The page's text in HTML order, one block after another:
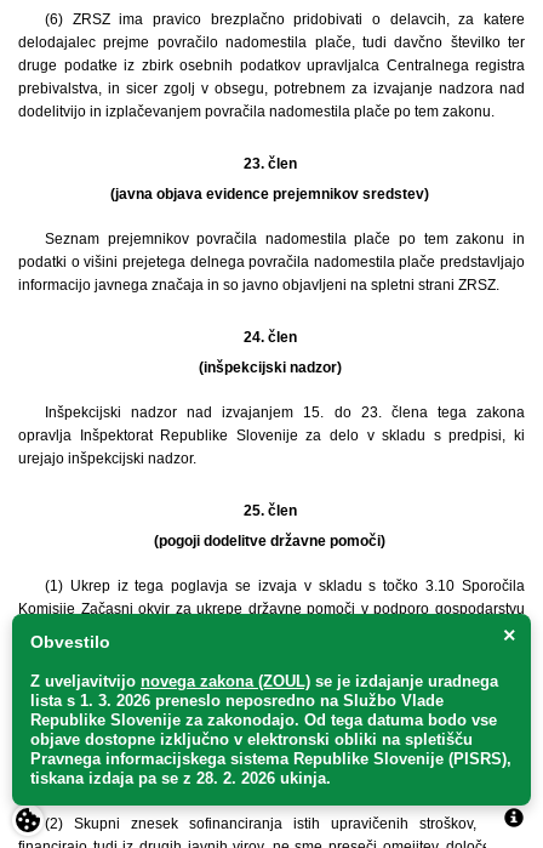
(6) ZRSZ ima pravico brezplačno pridobivati o delavcih, za katere
delodajalec prejme povračilo nadomestila plače, tudi davčno številko ter
druge podatke iz zbirk osebnih podatkov upravljalca Centralnega registra
prebivalstva, in sicer zgolj v obsegu, potrebnem za izvajanje nadzora nad
dodelitvijo in izplačevanjem povračila nadomestila plače po tem zakonu.
23. člen
(javna objava evidence prejemnikov sredstev)
Seznam prejemnikov povračila nadomestila plače po tem zakonu in
podatki o višini prejetega delnega povračila nadomestila plače predstavljajo
informacijo javnega značaja in so javno objavljeni na spletni strani ZRSZ.
24. člen
(inšpekcijski nadzor)
Inšpekcijski nadzor nad izvajanjem 15. do 23. člena tega zakona
opravlja Inšpektorat Republike Slovenije za delo v skladu s predpisi, ki
urejajo inšpekcijski nadzor.
25. člen
(pogoji dodelitve državne pomoči)
(1) Ukrep iz tega poglavja se izvaja v skladu s točko 3.10 Sporočila
Komisije Začasni okvir za ukrepe državne pomoči v podporo gospodarstvu
ob izbruhu COVID-19 (UL C št. 91 I z dne 20. 3. 2020, str. 1), zadnjič
ukrepe državne pomoči v podporo gospodarstvu ob izbruhu COVID-19 in
sprememba Priloge k Sporočilu Komisije državam članicam o uporabi členov
107 in 108 Pogodbe o delovanju Evropske unije za kratkoročno zavarovanje
izvoznih kreditov (UL C št. 34 z dne 1. 2. 2021, str. 6) (v nadaljnjem besedilu:
Začasni okvir) in se lahko začne izvajati po njegovi odobritvi s strani
(2) Skupni znesek sofinanciranja istih upravičenih stroškov, ki se
×
Obvestilo
Z uveljavitvijo novega zakona (ZOUL) se je izdajanje uradnega
lista s 1. 3. 2026 preneslo neposredno na Službo Vlade
Republike Slovenije za zakonodajo. Od tega datuma bodo vse
objave dostopne izključno v elektronski obliki na spletišču
Pravnega informacijskega sistema Republike Slovenije (PISRS),
tiskana izdaja pa se z 28. 2. 2026 ukinja.